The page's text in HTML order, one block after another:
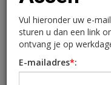
maar
Assen
Vul hieronder uw e-
sturen u dan een link
ontvang je op
E-mailadres*: